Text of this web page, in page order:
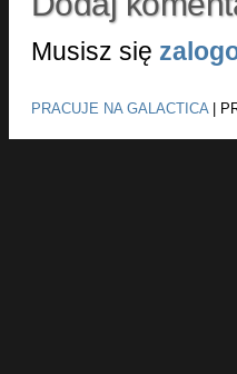
Musisz się
PRACUJE NA GALACTICA|